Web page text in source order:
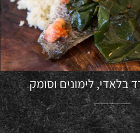
בלאדי, לימונים וסומק